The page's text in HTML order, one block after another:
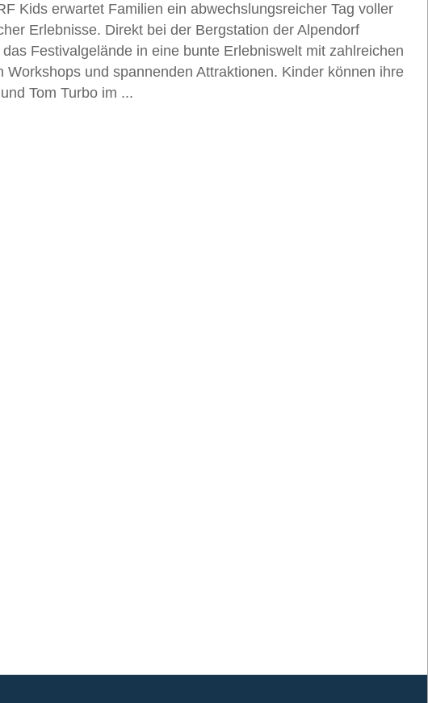
Kids erwartet Familien ein abwechslungsreicher Tag voller
Erlebnisse. Direkt bei der Bergstation der Alpendorf
Festivalgelände in eine bunte Erlebniswelt mit zahlreichen
Workshops und spannenden Attraktionen. Kinder können ihre
Tom Turbo im ...